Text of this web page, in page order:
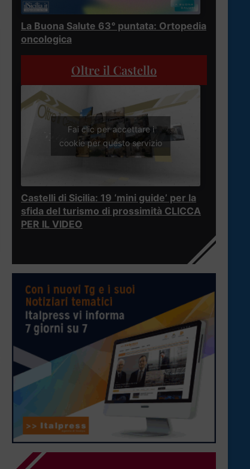
La Buona Salute 63° puntata: Ortopedia
oncologica
Oltre il Castello
Fai clic per accettare i
cookie per questo servizio
Castelli di Sicilia: 19 ‘mini guide’ per la
sfida del turismo di prossimità CLICCA
PER IL VIDEO